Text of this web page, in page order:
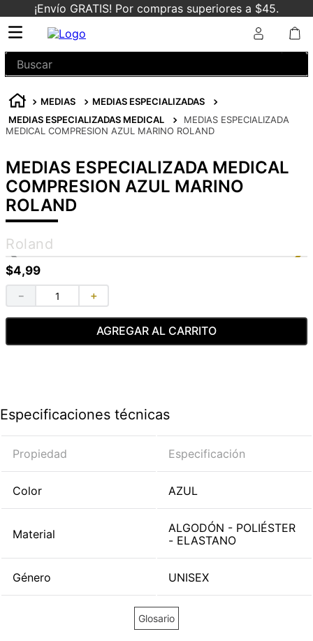
¡Envío GRATIS! Por compras superiores a $45.
Buscar
MEDIAS
MEDIAS ESPECIALIZADAS
MEDIAS ESPECIALIZADAS MEDICAL
MEDIAS ESPECIALIZADA
MEDICAL COMPRESION AZUL MARINO ROLAND
MEDIAS ESPECIALIZADA MEDICAL
COMPRESION AZUL MARINO
ROLAND
Roland
$4,99
＋
－
AGREGAR AL CARRITO
Especificaciones técnicas
Propiedad Especificación
Color AZUL
Material
ALGODÓN - POLIÉSTER
- ELASTANO
Género UNISEX
Glosario